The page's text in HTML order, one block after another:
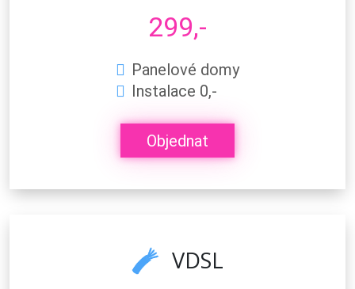
299,-
Panelové domy
Instalace 0,-
Objednat
VDSL